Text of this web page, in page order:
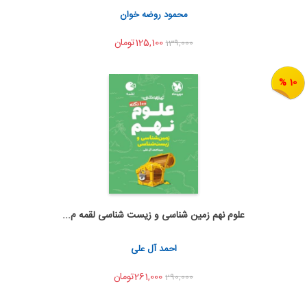
اشتراک گذاری
محمود روضه خوان
139,000125,100تومان
10 %
اضافه به سبد خرید
اشتراک گذاری
علوم نهم زمین شناسی و زیست شناسی لقمه م...
احمد آل علی
290,000